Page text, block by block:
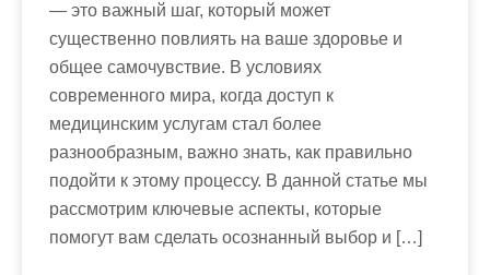
— это важный шаг, который может
существенно повлиять на ваше здоровье и
общее самочувствие. В условиях
современного мира, когда доступ к
медицинским услугам стал более
разнообразным, важно знать, как правильно
подойти к этому процессу. В данной статье мы
рассмотрим ключевые аспекты, которые
помогут вам сделать осознанный выбор и […]